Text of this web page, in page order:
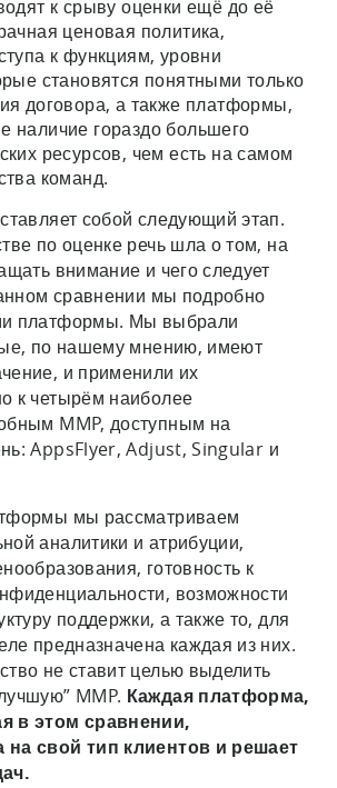
к срыву оценки ещё до её
ценовая политика,
к функциям, уровни
становятся понятными только
договора, а также платформы,
наличие гораздо большего
ресурсов, чем есть на самом
команд.
собой следующий этап.
по оценке речь шла о том, на
внимание и чего следует
сравнении мы подробно
платформы. Мы выбрали
по нашему мнению, имеют
и применили их
к четырём наиболее
MMP, доступным на
AppsFlyer, Adjust, Singular и
мы рассматриваем
аналитики и атрибуции,
готовность к
возможности
поддержки, а также то, для
предназначена каждая из них.
не ставит целью выделить
MMP. Каждая платформа,
в этом сравнении,
на свой тип клиентов и решает